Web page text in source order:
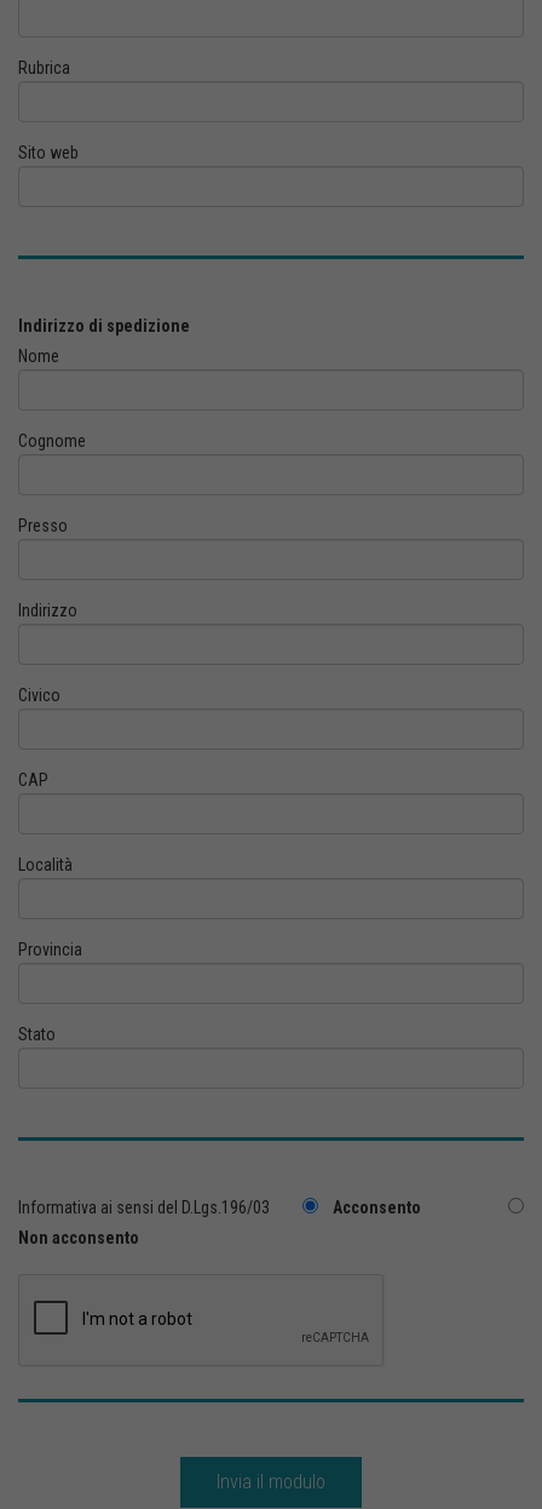
Rubrica
Sito web
Indirizzo di spedizione
Nome
Cognome
Presso
Indirizzo
Civico
CAP
Località
Provincia
Stato
Informativa ai sensi del D.Lgs.196/03
Acconsento
Non acconsento
Invia il modulo